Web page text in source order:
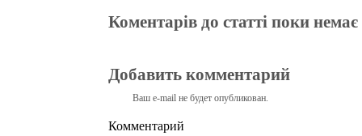
Коментарів до статті поки немає
Добавить комментарий
Ваш e-mail не будет опубликован.
Комментарий